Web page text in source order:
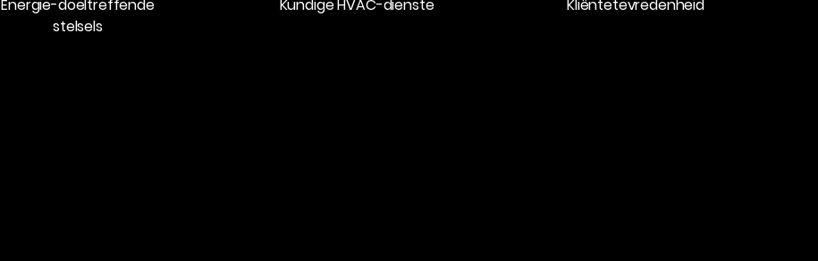
Energie-doeltreffende
stelsels
Kundige HVAC-dienste Kliëntetevredenheid